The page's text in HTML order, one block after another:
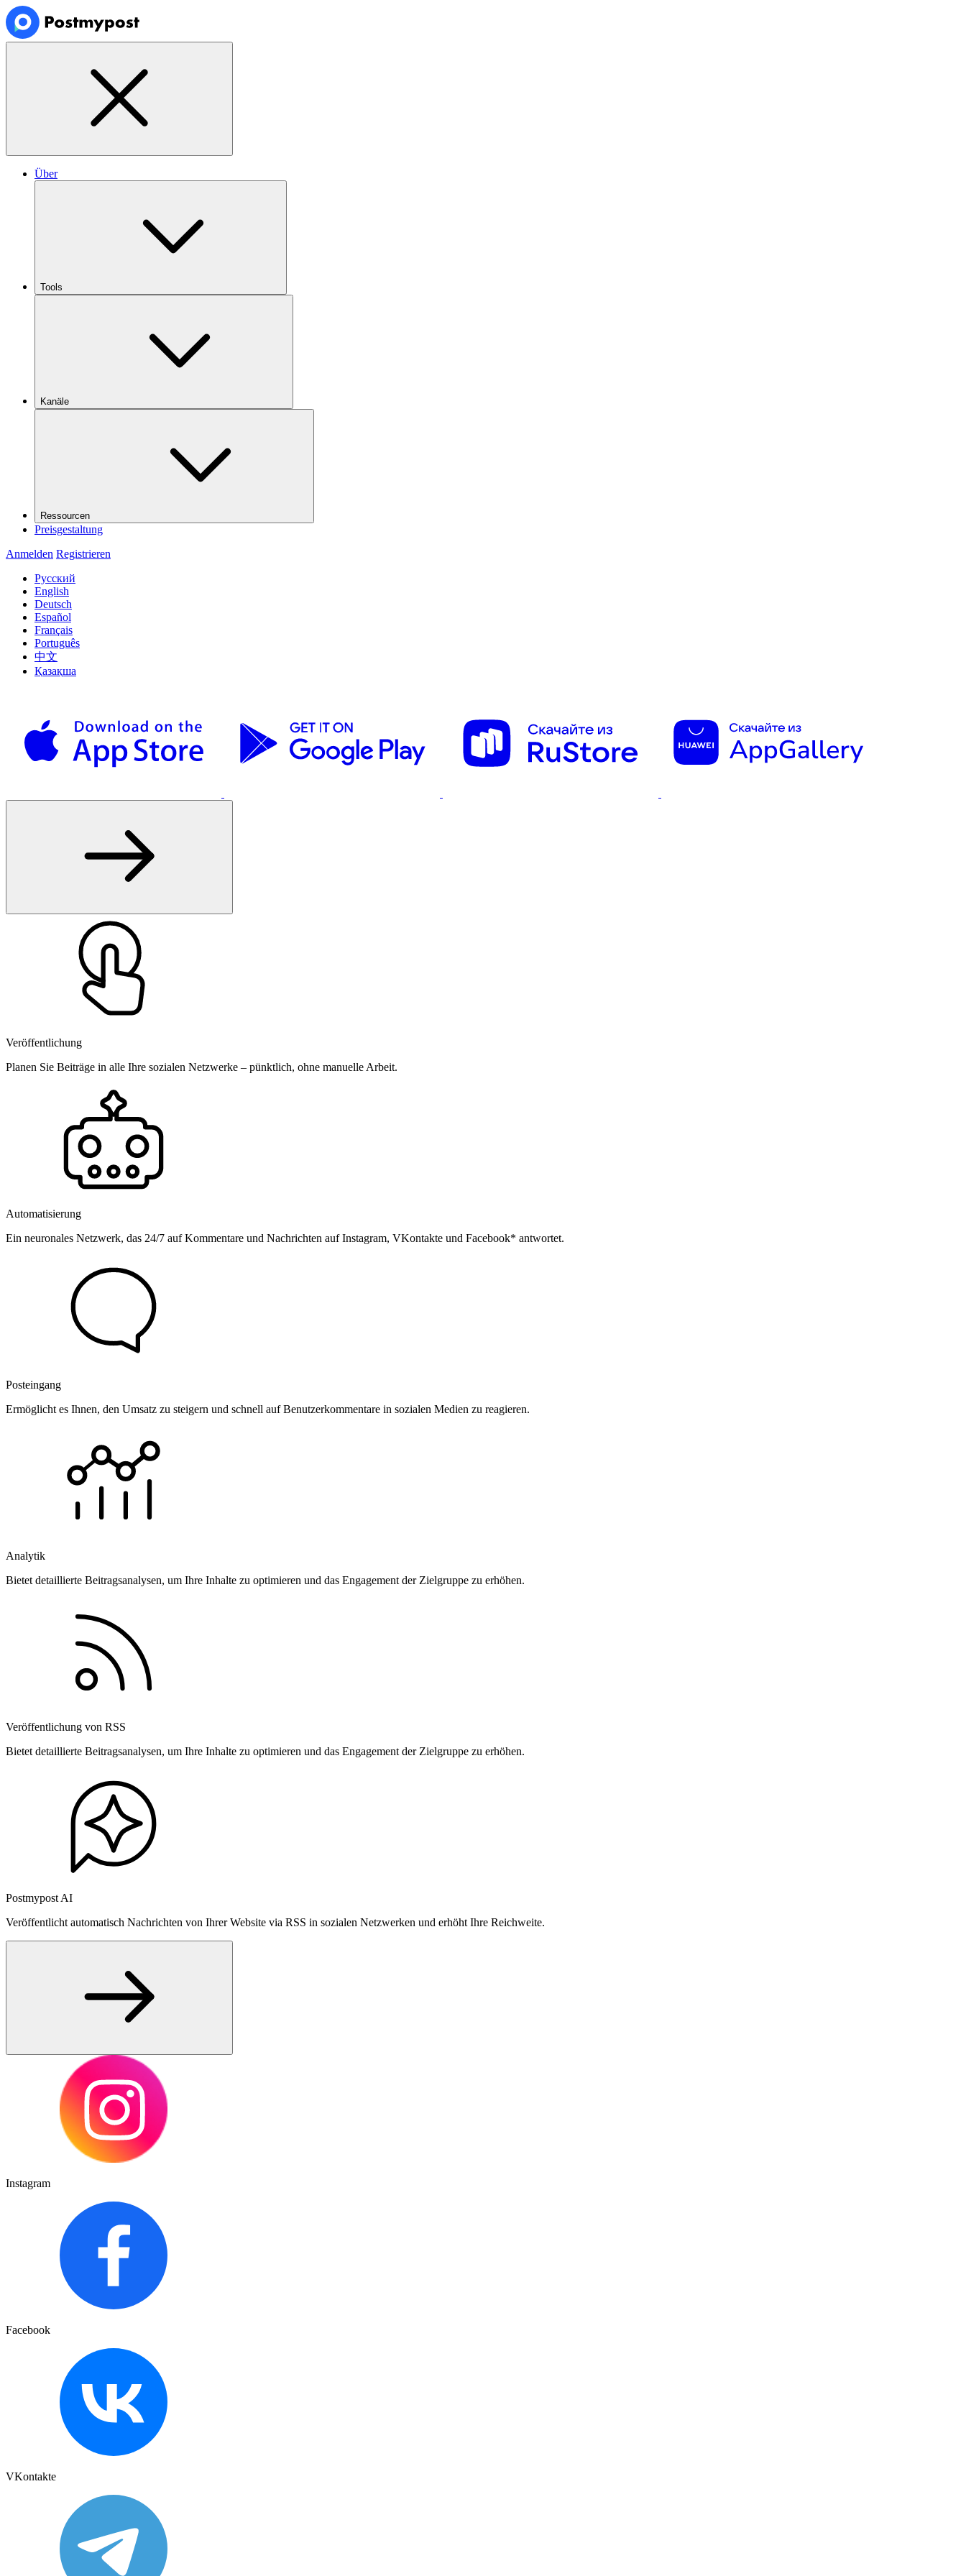
Über
Tools
Kanäle
Ressourcen
Preisgestaltung
Anmelden Registrieren
Русский
English
Deutsch
Español
Français
Português
中文
Қазақша
Veröffentlichung
Planen Sie Beiträge in alle Ihre sozialen Netzwerke – pünktlich, ohne manuelle Arbeit.
Automatisierung
Ein neuronales Netzwerk, das 24/7 auf Kommentare und Nachrichten auf Instagram, VKontakte und Facebook* antwortet.
Posteingang
Ermöglicht es Ihnen, den Umsatz zu steigern und schnell auf Benutzerkommentare in sozialen Medien zu reagieren.
Analytik
Bietet detaillierte Beitragsanalysen, um Ihre Inhalte zu optimieren und das Engagement der Zielgruppe zu erhöhen.
Veröffentlichung von RSS
Bietet detaillierte Beitragsanalysen, um Ihre Inhalte zu optimieren und das Engagement der Zielgruppe zu erhöhen.
Postmypost AI
Veröffentlicht automatisch Nachrichten von Ihrer Website via RSS in sozialen Netzwerken und erhöht Ihre Reichweite.
Instagram
Facebook
VKontakte